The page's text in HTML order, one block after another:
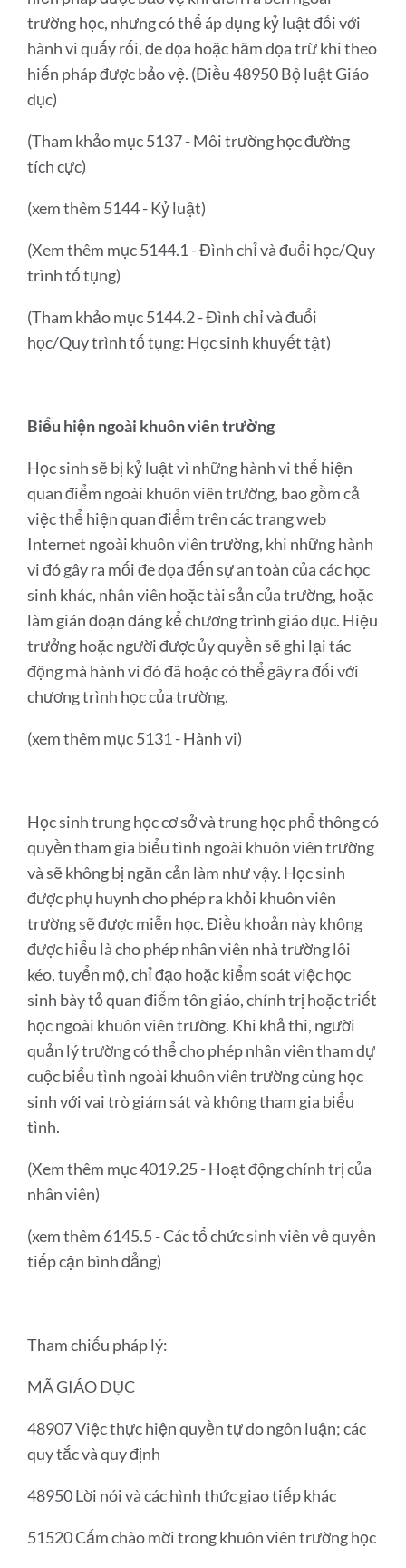
trường học, nhưng có thể áp dụng kỷ luật đối với
hành vi quấy rối, đe dọa hoặc hăm dọa trừ khi theo
hiến pháp được bảo vệ. (Điều 48950 Bộ luật Giáo
dục)
(Tham khảo mục 5137 - Môi trường học đường
tích cực)
(xem thêm 5144 - Kỷ luật)
(Xem thêm mục 5144.1 - Đình chỉ và đuổi học/Quy
trình tố tụng)
(Tham khảo mục 5144.2 - Đình chỉ và đuổi
học/Quy trình tố tụng: Học sinh khuyết tật)
Biểu hiện ngoài khuôn viên trường
Học sinh sẽ bị kỷ luật vì những hành vi thể hiện
quan điểm ngoài khuôn viên trường, bao gồm cả
việc thể hiện quan điểm trên các trang web
Internet ngoài khuôn viên trường, khi những hành
vi đó gây ra mối đe dọa đến sự an toàn của các học
sinh khác, nhân viên hoặc tài sản của trường, hoặc
làm gián đoạn đáng kể chương trình giáo dục. Hiệu
trưởng hoặc người được ủy quyền sẽ ghi lại tác
động mà hành vi đó đã hoặc có thể gây ra đối với
chương trình học của trường.
(xem thêm mục 5131 - Hành vi)
Học sinh trung học cơ sở và trung học phổ thông có
quyền tham gia biểu tình ngoài khuôn viên trường
và sẽ không bị ngăn cản làm như vậy. Học sinh
được phụ huynh cho phép ra khỏi khuôn viên
trường sẽ được miễn học. Điều khoản này không
được hiểu là cho phép nhân viên nhà trường lôi
kéo, tuyển mộ, chỉ đạo hoặc kiểm soát việc học
sinh bày tỏ quan điểm tôn giáo, chính trị hoặc triết
học ngoài khuôn viên trường. Khi khả thi, người
quản lý trường có thể cho phép nhân viên tham dự
cuộc biểu tình ngoài khuôn viên trường cùng học
sinh với vai trò giám sát và không tham gia biểu
tình.
(Xem thêm mục 4019.25 - Hoạt động chính trị của
nhân viên)
(xem thêm 6145.5 - Các tổ chức sinh viên về quyền
tiếp cận bình đẳng)
Tham chiếu pháp lý:
MÃ GIÁO DỤC
48907 Việc thực hiện quyền tự do ngôn luận; các
quy tắc và quy định
48950 Lời nói và các hình thức giao tiếp khác
51520 Cấm chào mời trong khuôn viên trường học